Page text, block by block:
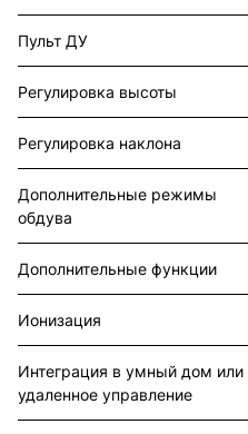
Пульт ДУ
Регулировка высоты
Регулировка наклона
Дополнительные режимы
обдува
Дополнительные функции
Ионизация
Интеграция в умный дом или
удаленное управление